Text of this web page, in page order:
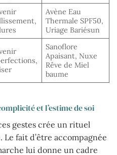
Avène Eau
Thermale SPF50,
Uriage Bariésun
Sanoflore
Apaisant, Nuxe
Rêve de Miel
baume
et l’estime de soi
gestes crée un rituel
fait d’être accompagnée
lui donne un cadre